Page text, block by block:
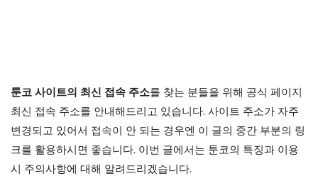
툰코 사이트의 최신 접속 주소를 찾는 분들을 위해 공식 페이지
최신 접속 주소를 안내해드리고 있습니다. 사이트 주소가 자주
변경되고 있어서 접속이 안 되는 경우엔 이 글의 중간 부분의 링
크를 활용하시면 좋습니다. 이번 글에서는 툰코의 특징과 이용
시 주의사항에 대해 알려드리겠습니다.